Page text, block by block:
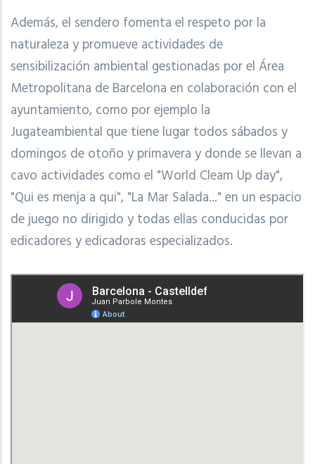
Además, el sendero fomenta el respeto por la
naturaleza y promueve actividades de
sensibilización ambiental gestionadas por el Área
Metropolitana de Barcelona en colaboración con el
ayuntamiento, como por ejemplo la
Jugateambiental que tiene lugar todos sábados y
domingos de otoño y primavera y donde se llevan a
cavo actividades como el "World Cleam Up day",
"Qui es menja a qui", "La Mar Salada..." en un espacio
de juego no dirigido y todas ellas conducidas por
edicadores y edicadoras especializados.